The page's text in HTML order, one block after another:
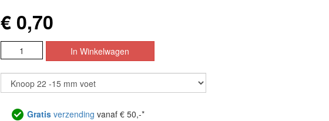
€ 0,70
Gratisverzending vanaf € 50,-*